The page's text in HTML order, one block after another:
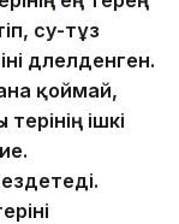
су-тұз
дәлелденген.
қоймай,
ішкі